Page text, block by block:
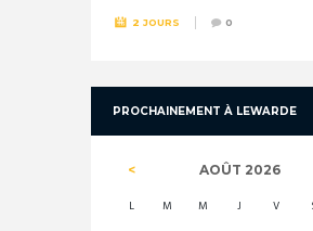
2 JOURS 0
PROCHAINEMENT À LEWARDE
AOÛT 2026
L M M J V